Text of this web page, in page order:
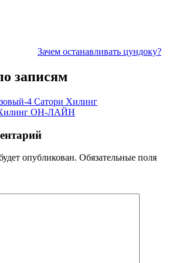
Зачем останавливать цундоку?
записям
4 Сатори Хилинг
Хилинг ОН-ЛАЙН
опубликован. Обязательные поля